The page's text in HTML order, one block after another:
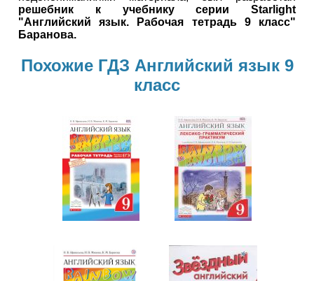
решебник к учебнику серии Starlight
"Английский язык. Рабочая тетрадь 9 класс"
Баранова.
Похожие ГДЗ Английский язык 9
класс
Английский
язык
9 класс
Английский
язык